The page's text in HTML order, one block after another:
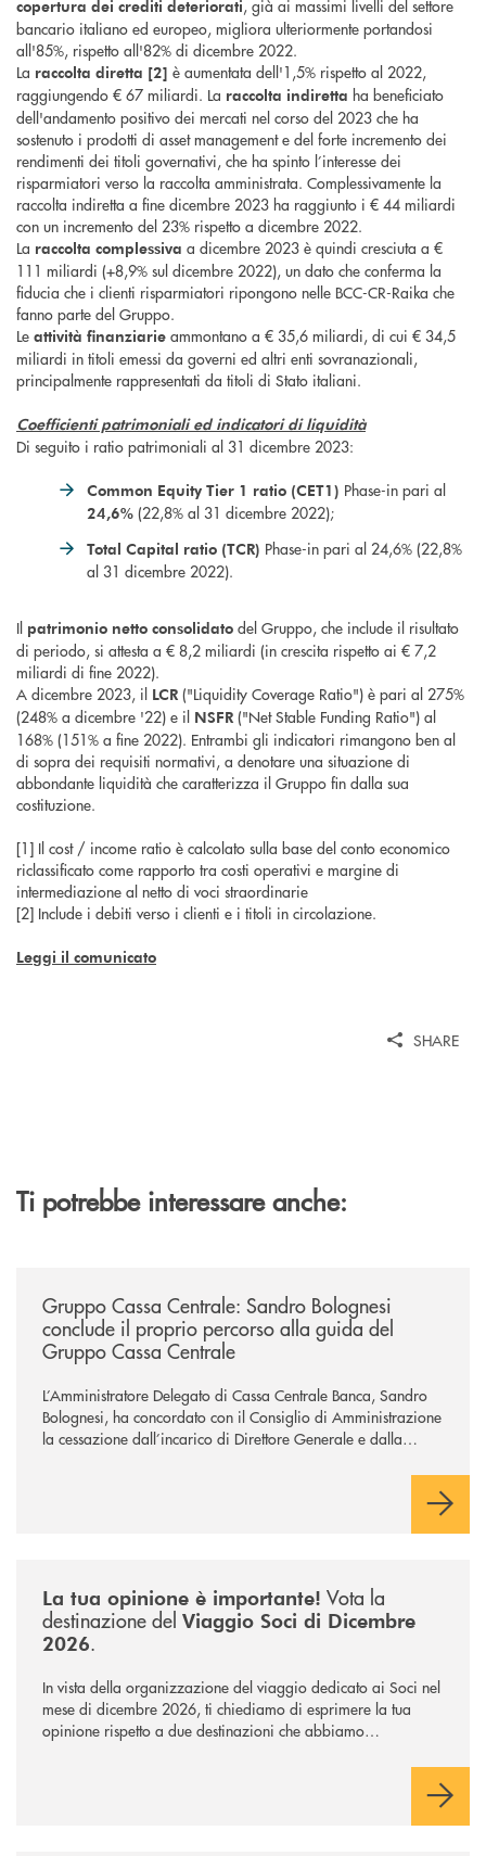
copertura dei crediti deteriorati, già ai massimi livelli del settore
bancario italiano ed europeo, migliora ulteriormente portandosi
all'85%, rispetto all'82% di dicembre 2022.
La raccolta diretta [2] è aumentata dell'1,5% rispetto al 2022,
raggiungendo € 67 miliardi. La raccolta indiretta ha beneficiato
dell'andamento positivo dei mercati nel corso del 2023 che ha
sostenuto i prodotti di asset management e del forte incremento dei
rendimenti dei titoli governativi, che ha spinto l’interesse dei
risparmiatori verso la raccolta amministrata. Complessivamente la
raccolta indiretta a fine dicembre 2023 ha raggiunto i € 44 miliardi
con un incremento del 23% rispetto a dicembre 2022.
La raccolta complessiva a dicembre 2023 è quindi cresciuta a €
111 miliardi (+8,9% sul dicembre 2022), un dato che conferma la
fiducia che i clienti risparmiatori ripongono nelle BCC-CR-Raika che
fanno parte del Gruppo.
Le attività finanziarie ammontano a € 35,6 miliardi, di cui € 34,5
miliardi in titoli emessi da governi ed altri enti sovranazionali,
principalmente rappresentati da titoli di Stato italiani.
Coefficienti patrimoniali ed indicatori di liquidità
Di seguito i ratio patrimoniali al 31 dicembre 2023:
Common Equity Tier 1 ratio (CET1) Phase-in pari al
24,6% (22,8% al 31 dicembre 2022);
Total Capital ratio (TCR) Phase-in pari al 24,6% (22,8%
al 31 dicembre 2022).
Il patrimonio netto consolidato del Gruppo, che include il risultato
di periodo, si attesta a € 8,2 miliardi (in crescita rispetto ai € 7,2
miliardi di fine 2022).
A dicembre 2023, il LCR ("Liquidity Coverage Ratio") è pari al 275%
(248% a dicembre '22) e il NSFR ("Net Stable Funding Ratio") al
168% (151% a fine 2022). Entrambi gli indicatori rimangono ben al
di sopra dei requisiti normativi, a denotare una situazione di
abbondante liquidità che caratterizza il Gruppo fin dalla sua
costituzione.
[1] Il cost / income ratio è calcolato sulla base del conto economico
riclassificato come rapporto tra costi operativi e margine di
intermediazione al netto di voci straordinarie
[2] Include i debiti verso i clienti e i titoli in circolazione.
Leggi il comunicato
SHARE
Ti potrebbe interessare anche:
Gruppo Cassa Centrale: Sandro Bolognesi
conclude il proprio percorso alla guida del
Gruppo Cassa Centrale
L’Amministratore Delegato di Cassa Centrale Banca, Sandro
Bolognesi, ha concordato con il Consiglio di Amministrazione
la cessazione dall’incarico di Direttore Generale e dalla
Il Gruppo, sotto la guida dell’Amministratore Delegato, e con
La tua opinione è importante! Vota la
destinazione del Viaggio Soci di Dicembre
2026.
In vista della organizzazione del viaggio dedicato ai Soci nel
mese di dicembre 2026, ti chiediamo di esprimere la tua
opinione rispetto a due destinazioni che abbiamo